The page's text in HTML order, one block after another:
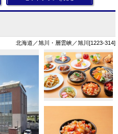
北海道／旭川・層雲峡／旭川[1223-314]